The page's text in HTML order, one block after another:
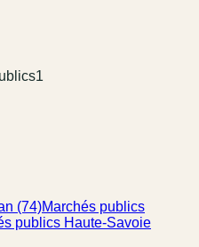
1
(74)Marchés publics
publics Haute-Savoie